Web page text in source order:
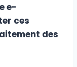
e-
ces
des